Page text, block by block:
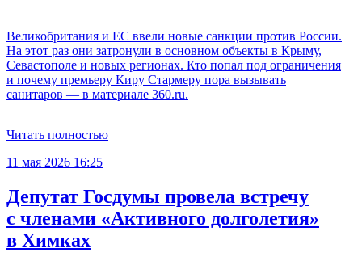
Великобритания и ЕС ввели новые санкции против России.
На этот раз они затронули в основном объекты в Крыму,
Севастополе и новых регионах. Кто попал под ограничения
и почему премьеру Киру Стармеру пора вызывать
санитаров — в материале 360.ru.
Читать полностью
11 мая 2026 16:25
Депутат Госдумы провела встречу
с членами «Активного долголетия»
в Химках